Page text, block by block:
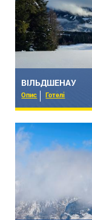
ВІЛЬДШЕНАУ
Опис Готелі